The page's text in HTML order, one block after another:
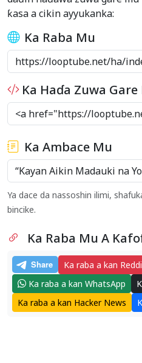
ƙasa a cikin ayyukanka:
Ka Raba Mu
Ka Haɗa Zuwa Gare
Ka Ambace Mu
Ya dace da nassoshin ilimi,
bincike.
Ka Raba Mu A
Ka raba a kan
Ka raba a kan WhatsApp
Ka raba a kan Hacker News